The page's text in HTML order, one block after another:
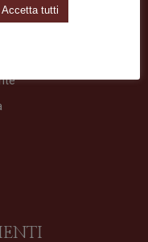
Accetta tutti